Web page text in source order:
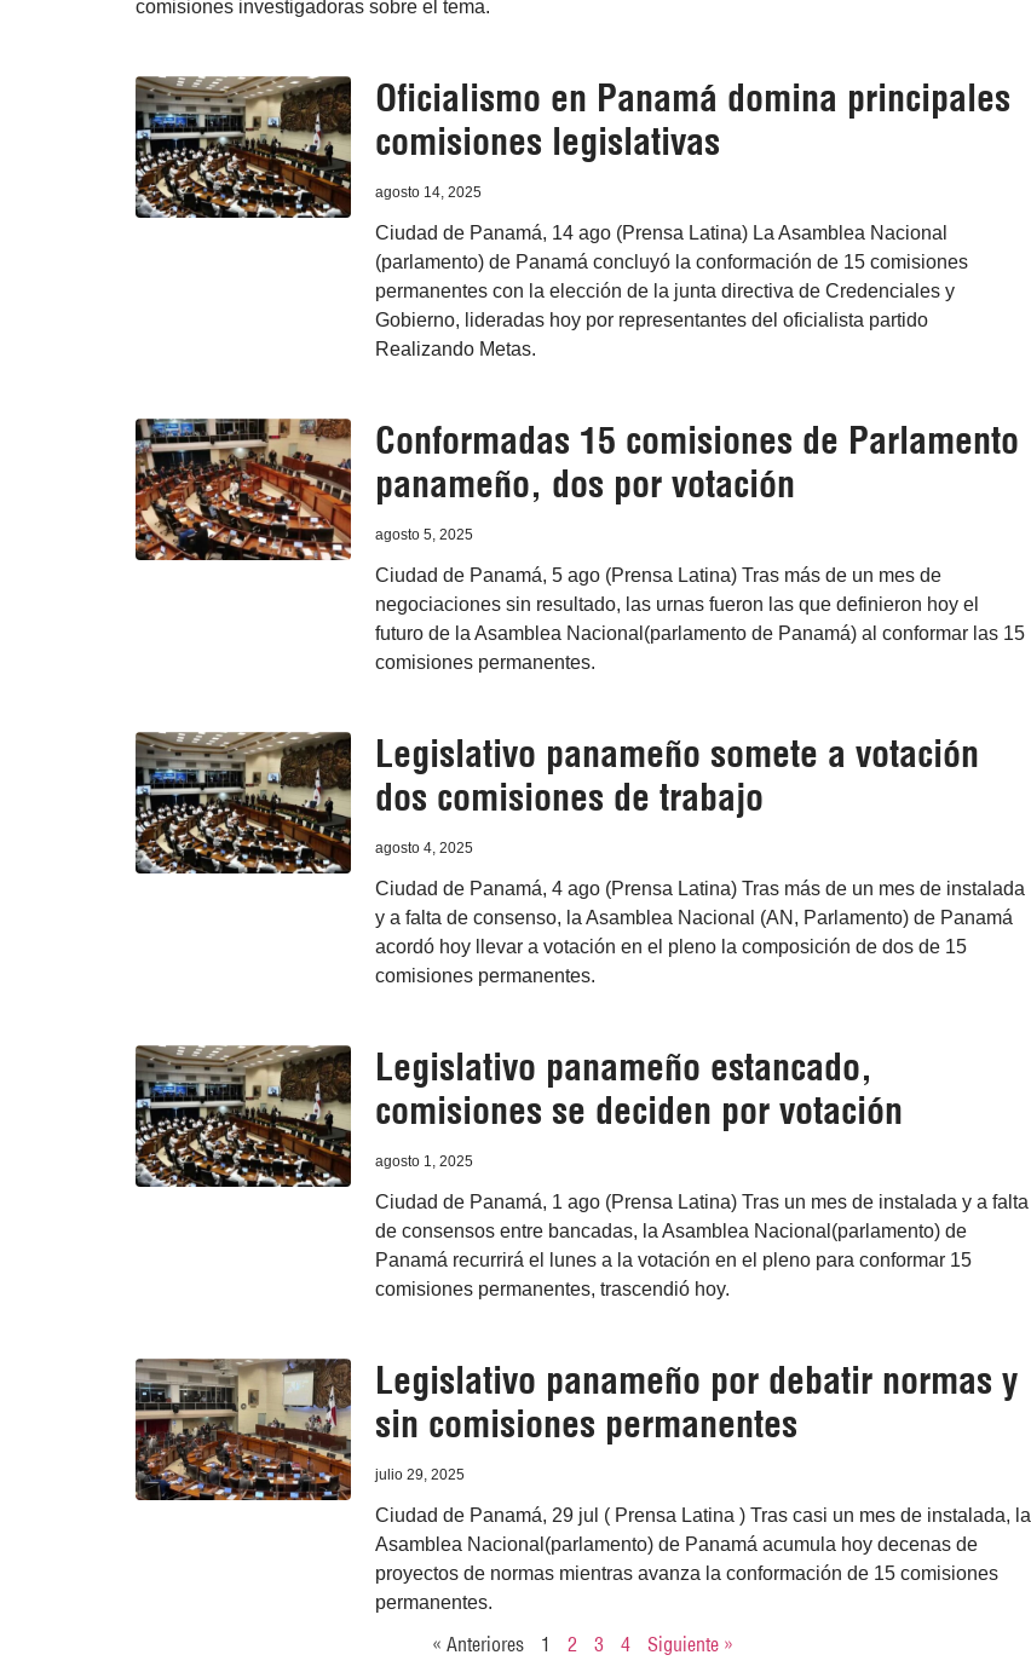
comisiones investigadoras sobre el tema.
Oficialismo en Panamá domina principales
comisiones legislativas
agosto 14, 2025
Ciudad de Panamá, 14 ago (Prensa Latina) La Asamblea Nacional
(parlamento) de Panamá concluyó la conformación de 15 comisiones
permanentes con la elección de la junta directiva de Credenciales y
Gobierno, lideradas hoy por representantes del oficialista partido
Realizando Metas.
Conformadas 15 comisiones de Parlamento
panameño, dos por votación
agosto 5, 2025
Ciudad de Panamá, 5 ago (Prensa Latina) Tras más de un mes de
negociaciones sin resultado, las urnas fueron las que definieron hoy el
futuro de la Asamblea Nacional(parlamento de Panamá) al conformar las 15
comisiones permanentes.
Legislativo panameño somete a votación
dos comisiones de trabajo
agosto 4, 2025
Ciudad de Panamá, 4 ago (Prensa Latina) Tras más de un mes de instalada
y a falta de consenso, la Asamblea Nacional (AN, Parlamento) de Panamá
acordó hoy llevar a votación en el pleno la composición de dos de 15
comisiones permanentes.
Legislativo panameño estancado,
comisiones se deciden por votación
agosto 1, 2025
Ciudad de Panamá, 1 ago (Prensa Latina) Tras un mes de instalada y a falta
de consensos entre bancadas, la Asamblea Nacional(parlamento) de
Panamá recurrirá el lunes a la votación en el pleno para conformar 15
comisiones permanentes, trascendió hoy.
Legislativo panameño por debatir normas y
sin comisiones permanentes
julio 29, 2025
Ciudad de Panamá, 29 jul ( Prensa Latina ) Tras casi un mes de instalada, la
Asamblea Nacional(parlamento) de Panamá acumula hoy decenas de
proyectos de normas mientras avanza la conformación de 15 comisiones
permanentes.
« Anteriores 1 2 3 4 Siguiente »